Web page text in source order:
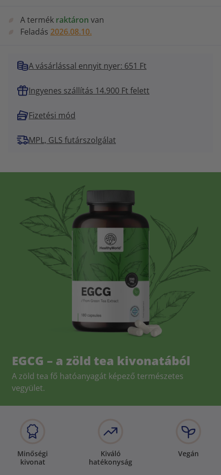
A termék raktáron van
Feladás 2026.08.10.
A vásárlással ennyit nyer: 651 Ft
Ingyenes szállítás 14.900 Ft felett
Fizetési mód
MPL, GLS futárszolgálat
EGCG – a zöld tea kivonatából
A zöld tea fő hatóanyagát képező természetes
vegyület.
Minőségi
kivonat
Kiváló
hatékonyság
Vegán